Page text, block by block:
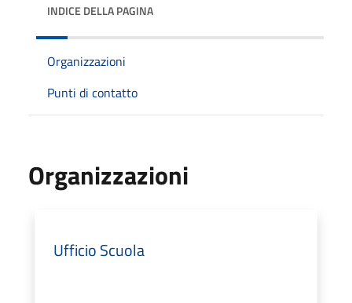
INDICE DELLA PAGINA
Organizzazioni
Punti di contatto
Organizzazioni
Ufficio Scuola